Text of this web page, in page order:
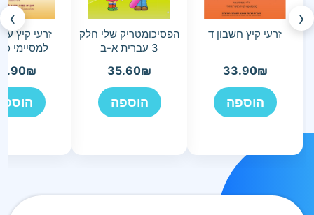
‹
זרעי קיץ חשבון ד
33.90₪
הוספה
הפסיכומטריק שלי חלק
3 עברית א-ב
35.60₪
הוספה
זרעי קיץ
למסיימי
₪
›